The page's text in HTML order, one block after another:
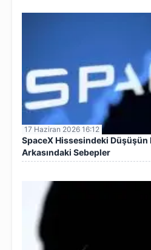
17 Haziran 2026 16:12
SpaceX Hissesindeki Düşüşün
Arkasındaki Sebepler